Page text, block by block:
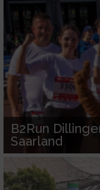
B2Run
Saarland